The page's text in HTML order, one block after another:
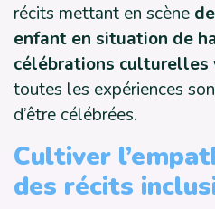
récits mettant en scène
enfant en situation de
célébrations culturelles
toutes les expériences
d’être célébrées.
Cultiver
des récits